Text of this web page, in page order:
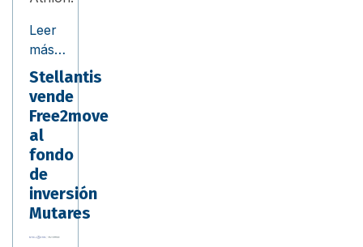
Leer
más…
Stellantis
vende
Free2move
al
fondo
de
inversión
Mutares